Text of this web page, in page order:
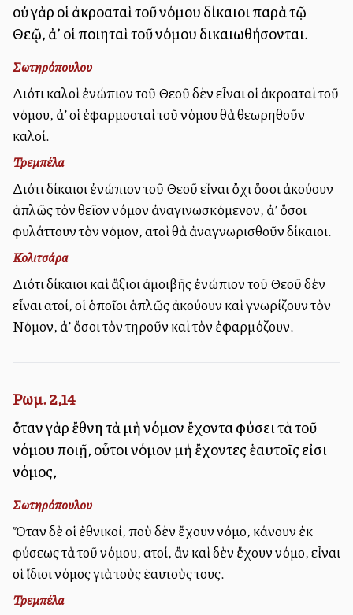
οὐ γὰρ οἱ ἀκροαταὶ τοῦ νόμου δίκαιοι παρὰ τῷ
Θεῷ, ἀλλ’ οἱ ποιηταὶ τοῦ νόμου δικαιωθήσονται.
Σωτηρόπουλου
Διότι καλοὶ ἐνώπιον τοῦ Θεοῦ δὲν εἶναι οἱ ἀκροαταὶ τοῦ
νόμου, ἀλλ’ οἱ ἐφαρμοσταὶ τοῦ νόμου θὰ θεωρηθοῦν
καλοί.
Τρεμπέλα
Διότι δίκαιοι ἐνώπιον τοῦ Θεοῦ εἶναι ὄχι ὅσοι ἀκούουν
ἁπλῶς τὸν θεῖον νόμον ἀναγινωσκόμενον, ἀλλ’ ὅσοι
φυλάττουν τὸν νόμον, αὐτοὶ θὰ ἀναγνωρισθοῦν δίκαιοι.
Κολιτσάρα
Διότι δίκαιοι καὶ ἄξιοι ἀμοιβῆς ἐνώπιον τοῦ Θεοῦ δὲν
εἶναι αὐτοί, οἱ ὁποῖοι ἁπλῶς ἀκούουν καὶ γνωρίζουν τὸν
Νόμον, ἀλλ’ ὅσοι τὸν τηροῦν καὶ τὸν ἐφαρμόζουν.
Ρωμ. 2,14
ὅταν γὰρ ἔθνη τὰ μὴ νόμον ἔχοντα φύσει τὰ τοῦ
νόμου ποιῇ, οὗτοι νόμον μὴ ἔχοντες ἑαυτοῖς εἰσι
νόμος,
Σωτηρόπουλου
Ὅταν δὲ οἱ ἐθνικοί, ποὺ δὲν ἔχουν νόμο, κάνουν ἐκ
φύσεως τὰ τοῦ νόμου, αὐτοί, ἂν καὶ δὲν ἔχουν νόμο, εἶναι
οἱ ἴδιοι νόμος γιὰ τοὺς ἑαυτοὺς τους.
Τρεμπέλα